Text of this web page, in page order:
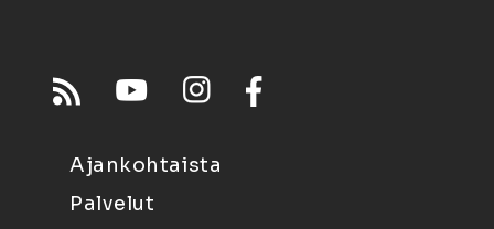
Ajankohtaista
Palvelut